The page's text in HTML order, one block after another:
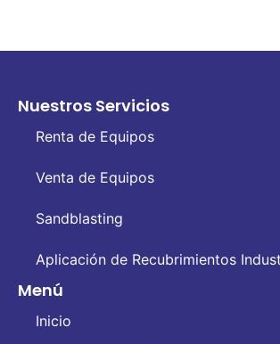
Nuestros Servicios
Renta de Equipos
Venta de Equipos
Sandblasting
Aplicación de Recubrimientos
Menú
Inicio